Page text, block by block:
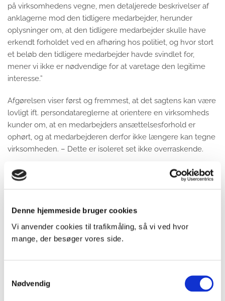
Denne hjemmeside bruger cookies
Vi anvender cookies til trafikmåling, så vi ved hvor
mange, der besøger vores side.
Nødvendig
på virksomhedens vegne, men detaljerede beskrivelser af
anklagerne mod den tidligere medarbejder, herunder
oplysninger om, at den tidligere medarbejder skulle have
erkendt forholdet ved en afhøring hos politiet, og hvor stort
et beløb den tidligere medarbejder havde svindlet for,
mener vi ikke er nødvendige for at varetage den legitime
interesse.”
Afgørelsen viser først og fremmest, at det sagtens kan være
lovligt ift. persondatareglerne at orientere en virksomheds
kunder om, at en medarbejders ansættelsesforhold er
ophørt, og at medarbejderen derfor ikke længere kan tegne
virksomheden. – Dette er isoleret set ikke overraskende.
Det interessante er Datatilsynets nærmere begrundelse for
afgørelsen. Hvis dét, at der var tale om videregivelse af
videregivelsen var i strid med reglerne, skulle man synes, at
statuere at grænsen for det lovlige var overskredet.
Datatilsynet kunne i givet fald blot have støttet sig på en
den pågældende medarbejder ikke længere tegnede